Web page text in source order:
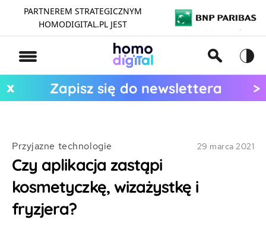
PARTNEREM STRATEGICZNYM
HOMODIGITAL.PL JEST
x Zapisz się do newslettera >
Przyjazne technologie 29 marca 2021
Czy aplikacja zastąpi
kosmetyczkę, wizażystkę i
fryzjera?